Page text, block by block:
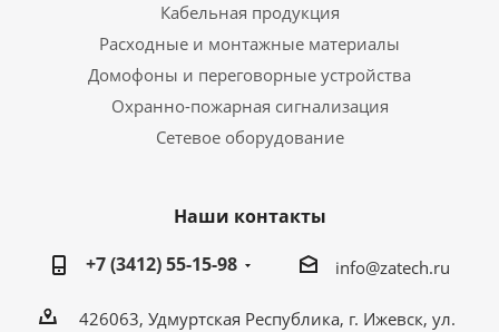
Кабельная продукция
Расходные и монтажные материалы
Домофоны и переговорные устройства
Охранно-пожарная сигнализация
Сетевое оборудование
Наши контакты
+7 (3412) 55-15-98
info@zatech.ru
426063, Удмуртская Республика, г. Ижевск, ул.